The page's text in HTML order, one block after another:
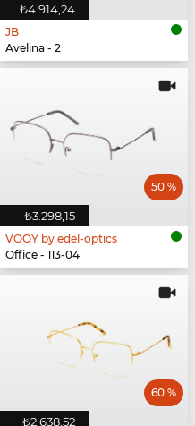
₺4.914,24
JB
Avelina - 2
₺3.298,15
50 %
VOOY by edel-optics
Office - 113-04
₺2.638,52
60 %